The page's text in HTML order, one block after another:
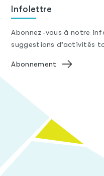
Infolettre
Abonnez-vous à notre
suggestions d’activités
Abonnement